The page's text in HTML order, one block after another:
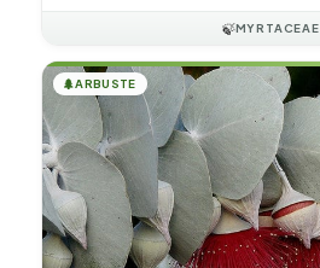
🍃MYRTACEAE
🌲ARBUSTE